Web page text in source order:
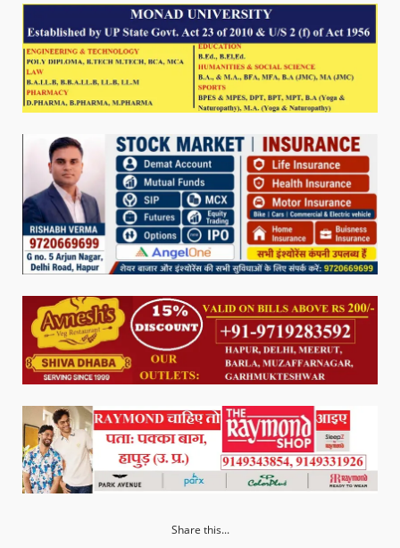
Share this...